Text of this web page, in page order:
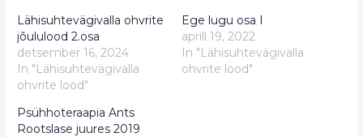
Lähisuhtevägivalla ohvrite
jõululood 2.osa
detsember 16, 2024
In "Lähisuhtevägivalla
ohvrite lood"
Ege lugu osa I
aprill 19, 2022
In "Lähisuhtevägivalla
ohvrite lood"
Psühhoteraapia Ants
Rootslase juures 2019